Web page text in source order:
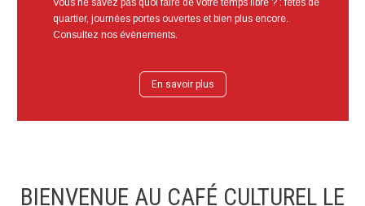
Vous ne savez pas quoi faire de votre temps libre ? : fêtes de
quartier, journées portes ouvertes et bien plus encore.
Consultez nos évènements.
En savoir plus
BIENVENUE AU CAFÉ CULTUREL LE